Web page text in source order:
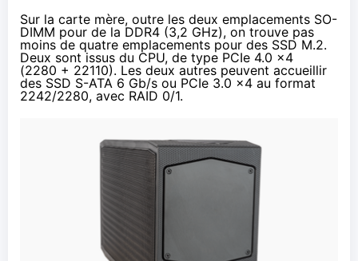
Sur la carte mère, outre les deux emplacements SO-
DIMM pour de la DDR4 (3,2 GHz), on trouve pas
moins de quatre emplacements pour des SSD M.2.
Deux sont issus du CPU, de type PCIe 4.0 x4
(2280 + 22110). Les deux autres peuvent accueillir
des SSD S-ATA 6 Gb/s ou PCIe 3.0 x4 au format
2242/2280, avec RAID 0/1.